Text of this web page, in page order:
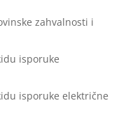
zahvalnosti i
isporuke
isporuke električne